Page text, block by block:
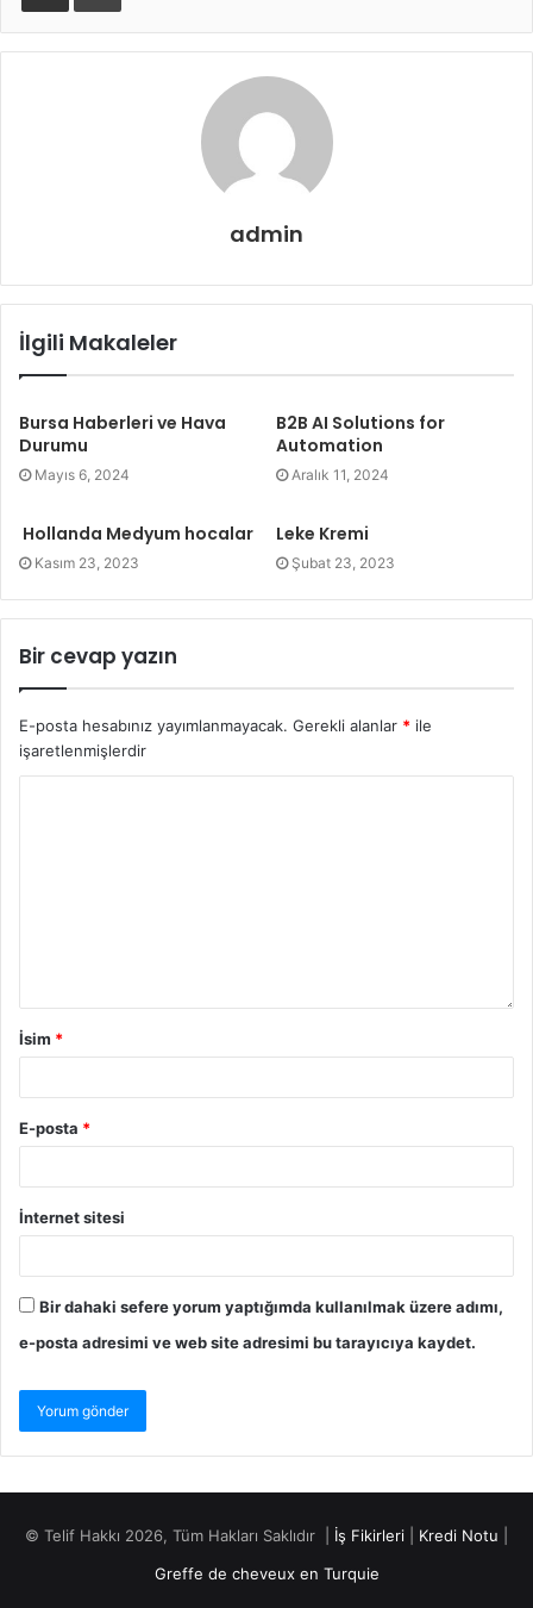
admin
İlgili Makaleler
Bursa Haberleri ve Hava
Durumu
Mayıs 6, 2024
B2B AI Solutions for
Automation
Aralık 11, 2024
Hollanda Medyum hocalar
Kasım 23, 2023
Leke Kremi
Şubat 23, 2023
Bir cevap yazın
E-posta hesabınız yayımlanmayacak. Gerekli alanlar * ile
işaretlenmişlerdir
İsim *
E-posta *
İnternet sitesi
Bir dahaki sefere yorum yaptığımda kullanılmak üzere adımı,
e-posta adresimi ve web site adresimi bu tarayıcıya kaydet.
© Telif Hakkı 2026, Tüm Hakları Saklıdır | İş Fikirleri Kredi Notu
Greffe de cheveux en Turquie